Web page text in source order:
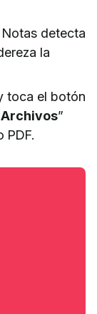
detecta
la
toca el botón
”
PDF.